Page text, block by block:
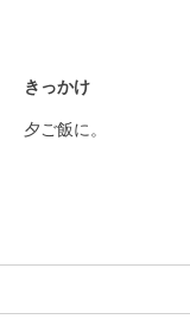
きっかけ
夕ご飯に。